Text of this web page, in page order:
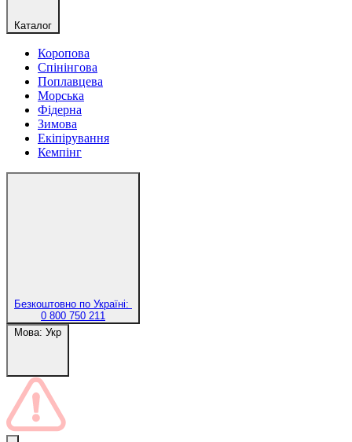
Каталог
Коропова
Спінінгова
Поплавцева
Морська
Фідерна
Зимова
Екіпірування
Кемпінг
Безкоштовно по Україні:
0 800 750 211
Мова: Укр